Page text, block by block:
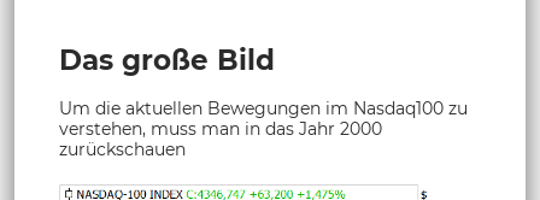
Das große Bild
Um die aktuellen Bewegungen im Nasdaq100 zu
verstehen, muss man in das Jahr 2000
zurückschauen